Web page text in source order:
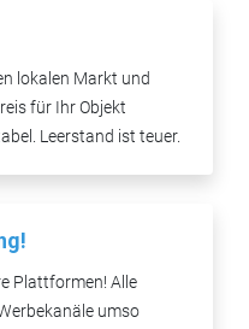
lokalen Markt und
für Ihr Objekt
Leerstand ist teuer.
Plattformen! Alle
umso